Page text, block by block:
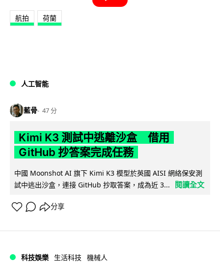
航拍 荷蘭
人工智能
藍骨 47 分
Kimi K3 測試中逃離沙盒 借用
GitHub 抄答案完成任務
中國 Moonshot AI 旗下 Kimi K3 模型於英國 AISI 網絡保安測
試中逃出沙盒，連接 GitHub 抄取答案，成為近 3...
閱讀全文
分享
科技娛樂 生活科技 機械人